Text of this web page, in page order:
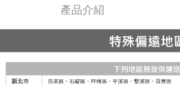
產品介紹